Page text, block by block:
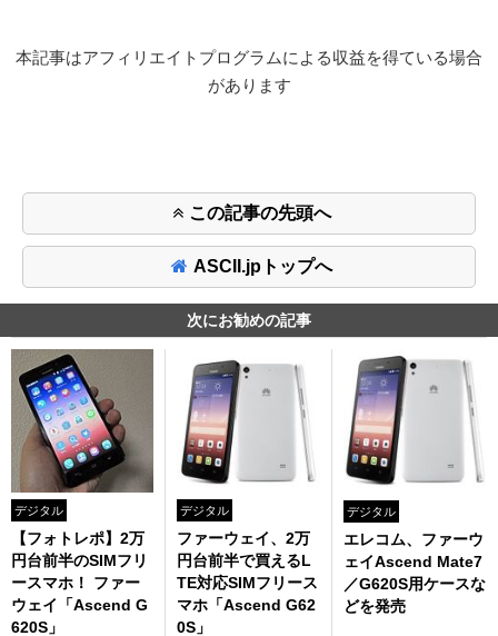
本記事はアフィリエイトプログラムによる収益を得ている場合
があります
この記事の先頭へ
ASCII.jpトップへ
次にお勧めの記事
デジタル
【フォトレポ】2万
円台前半のSIMフリ
ースマホ！ ファー
ウェイ「Ascend G
620S」
デジタル
ファーウェイ、2万
円台前半で買えるL
TE対応SIMフリース
マホ「Ascend G62
0S」
デジタル
エレコム、ファーウ
ェイAscend Mate7
／G620S用ケースな
どを発売